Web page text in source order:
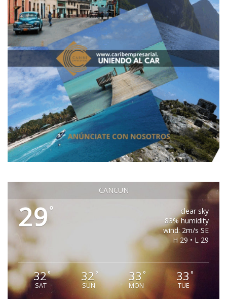
CANCUN
29°
clear sky
83% humidity
wind: 2m/s SE
H 29 • L 29
32°
SAT
32°
SUN
33 °
MON
33°
TUE